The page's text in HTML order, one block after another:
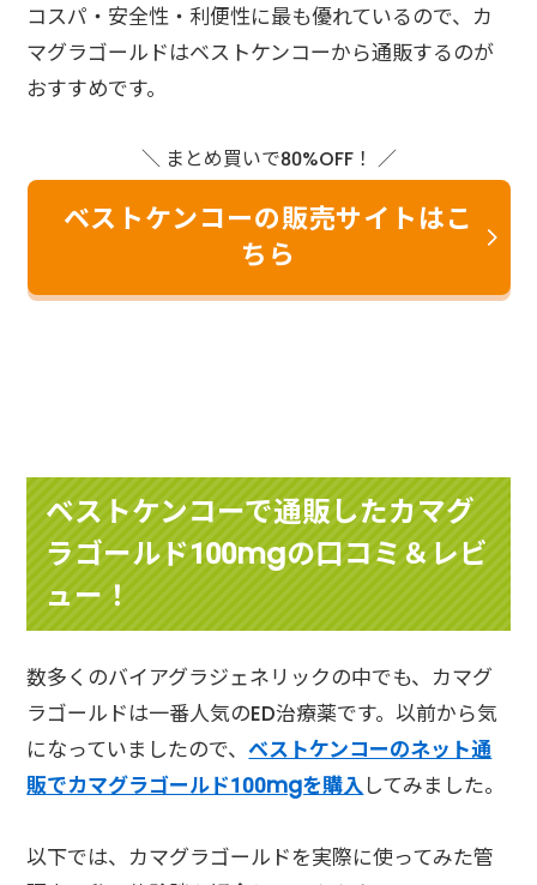
コスパ・安全性・利便性に最も優れているので、カ
マグラゴールドはベストケンコーから通販するのが
おすすめです。
＼ まとめ買いで80%OFF！ ／
ベストケンコーの販売サイトはこ
ちら
ベストケンコーで通販したカマグ
ラゴールド100mgの口コミ＆レビ
ュー！
数多くのバイアグラジェネリックの中でも、カマグ
ラゴールドは一番人気のED治療薬です。以前から気
になっていましたので、ベストケンコーのネット通
販でカマグラゴールド100mgを購入してみました。
以下では、カマグラゴールドを実際に使ってみた管